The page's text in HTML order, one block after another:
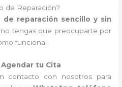
de Reparación?
de reparación sencillo y sin
tengas que preocuparte por
funciona:
tu Cita
contacto con nosotros para